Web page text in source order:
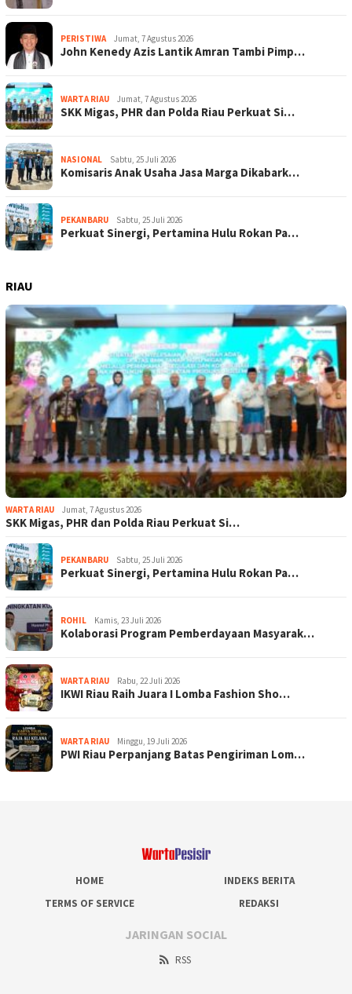
PERISTIWA Jumat, 7 Agustus 2026
John Kenedy Azis Lantik Amran Tambi Pimp…
WARTA RIAU Jumat, 7 Agustus 2026
SKK Migas, PHR dan Polda Riau Perkuat Si…
NASIONAL Sabtu, 25 Juli 2026
Komisaris Anak Usaha Jasa Marga Dikabark…
PEKANBARU Sabtu, 25 Juli 2026
Perkuat Sinergi, Pertamina Hulu Rokan Pa…
RIAU
WARTA RIAU Jumat, 7 Agustus 2026
SKK Migas, PHR dan Polda Riau Perkuat Si…
PEKANBARU Sabtu, 25 Juli 2026
Perkuat Sinergi, Pertamina Hulu Rokan Pa…
ROHIL Kamis, 23 Juli 2026
Kolaborasi Program Pemberdayaan Masyarak…
WARTA RIAU Rabu, 22 Juli 2026
IKWI Riau Raih Juara I Lomba Fashion Sho…
WARTA RIAU Minggu, 19 Juli 2026
PWI Riau Perpanjang Batas Pengiriman Lom…
HOME
INDEKS BERITA
TERMS OF SERVICE
REDAKSI
JARINGAN SOCIAL
RSS